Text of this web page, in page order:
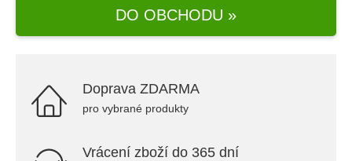
DO OBCHODU »
Doprava ZDARMA
pro vybrané produkty
Vrácení zboží do 365 dní